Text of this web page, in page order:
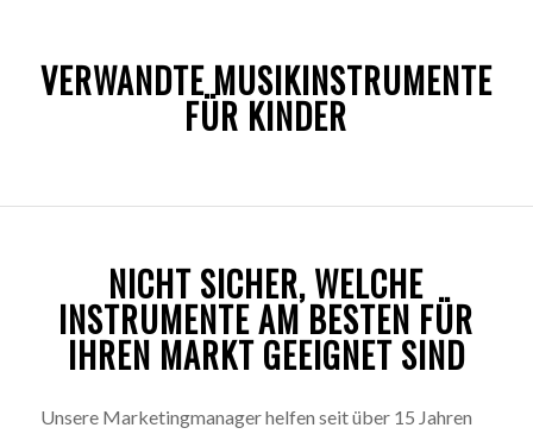
VERWANDTE MUSIKINSTRUMENTE
FÜR KINDER
NICHT SICHER, WELCHE
INSTRUMENTE AM BESTEN FÜR
IHREN MARKT GEEIGNET SIND
Unsere Marketingmanager helfen seit über 15 Jahren